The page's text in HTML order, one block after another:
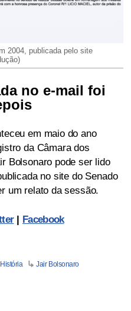
2004, publicada pelo site
no e-mail foi
em maio do ano
da Câmara dos
Bolsonaro pode ser lido
no site do Senado
um relato da sessão.
| Facebook
História
Jair Bolsonaro